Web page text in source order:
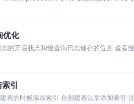
优化
的开启状态和慢查询日志储存的位置 查看
引
的时候添加索引 在创建表以后添加索引